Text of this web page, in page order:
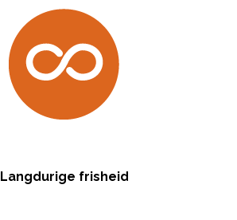
Langdurige frisheid